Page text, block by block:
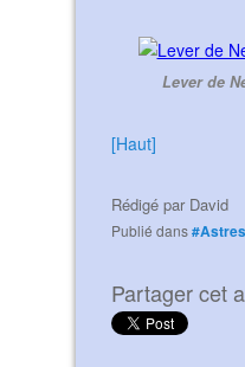
Lever de
[Haut]
Rédigé par David
Publié dans#Astres
Partager cet